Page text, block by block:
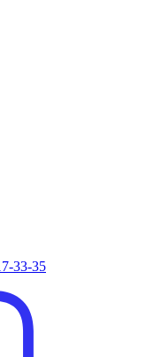
33-35